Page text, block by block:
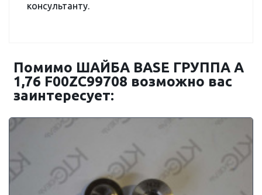
консультанту.
Помимо ШАЙБА BASE ГРУППА A
1,76 F00ZC99708 возможно вас
заинтересует: